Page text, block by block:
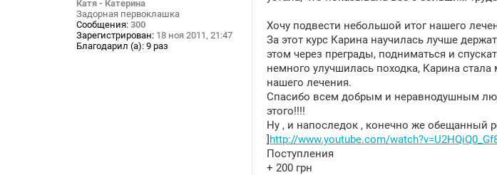
Катя - Катерина
Задорная первоклашка
Сообщения: 300
Зарегистрирован: 18 ноя 2011, 21:47
Благодарил (а): 9 раз
и
Хочу подвести небольшой итог нашего
За этот курс Карина научилась лучше
этом через преграды, подниматься и
немного улучшилась походка, Карина
нашего лечения.
Спасибо всем добрым и неравнодушным
этого!!!!
Ну , и напоследок , конечно же обещанный
]http://www.youtube.com/
Поступления
+ 200 грн